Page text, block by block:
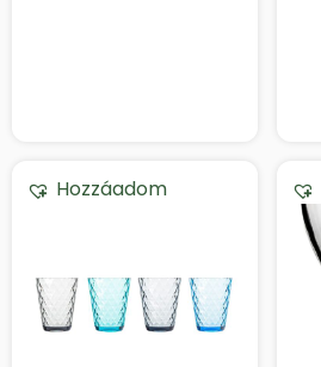
Hozzáadom